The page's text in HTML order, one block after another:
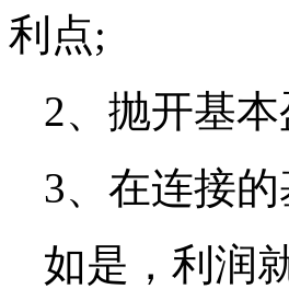
利点;
2、抛开基
3、在连接
如是，利润